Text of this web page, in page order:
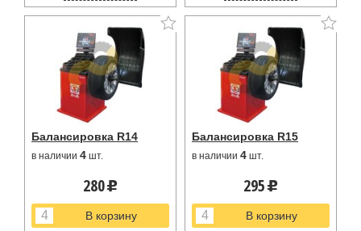
Балансировка R14
в наличии 4 шт.
280u
Балансировка R15
в наличии 4 шт.
295 u